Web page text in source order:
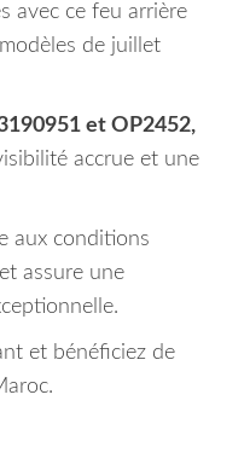
avec ce feu arrière
de juillet
et OP2452,
accrue et une
aux conditions
assure une
et bénéficiez de